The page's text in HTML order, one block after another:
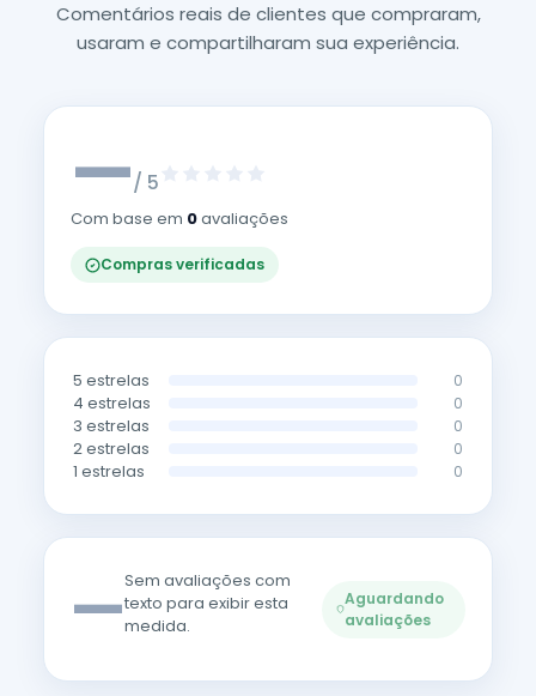
Comentários reais de clientes que compraram,
usaram e compartilharam sua experiência.
—/ 5
Com base em 0avaliações
Compras verificadas
5 estrelas 0
4 estrelas 0
3 estrelas 0
2 estrelas 0
1 estrelas 0
—Sem avaliações com
texto para exibir esta
medida.
Aguardando
avaliações